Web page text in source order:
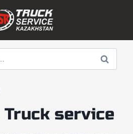
Поиск
service